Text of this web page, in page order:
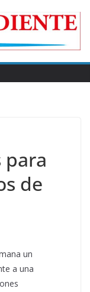
de
un
a una